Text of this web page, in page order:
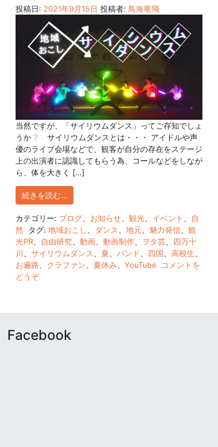
投稿日: 2021年9月15日 投稿者: 鳥海竜飛
当然ですが、「サイリウムダンス」ってご存知でしょ
うか
サイリウムダンスとは・・・ アイドルや声
優のライブ会場などで、観客が自分の存在をステージ
上の出演者に認識してもらう為、コールなどをしなが
ら、体を大きく […]
続きを読む…
カテゴリー: ブログ、 お知らせ、 観光、 イベント 、 自
然
タグ: 地域おこし 、 ダンス 、 地元、 魅力発信、 観
光PR、 自由研究、 動画、 動画制作、 ヲタ芸、 四万十
川 、 サイリウムダンス 、 夏、 バンド 、 四国、 高校生、
お遍路、 クラファン、 夏休み、 YouTube コメントを
どうぞ
Facebook